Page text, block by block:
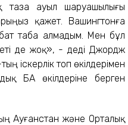
таза ауыл шаруашылығы
қажет. Вашингтонға
таба алмадым. Мен бұл
де жоқ», - деді Джордж
іскерлік топ өкілдерімен
БАҚ өкілдеріне берген
Ауғанстан және Орталық